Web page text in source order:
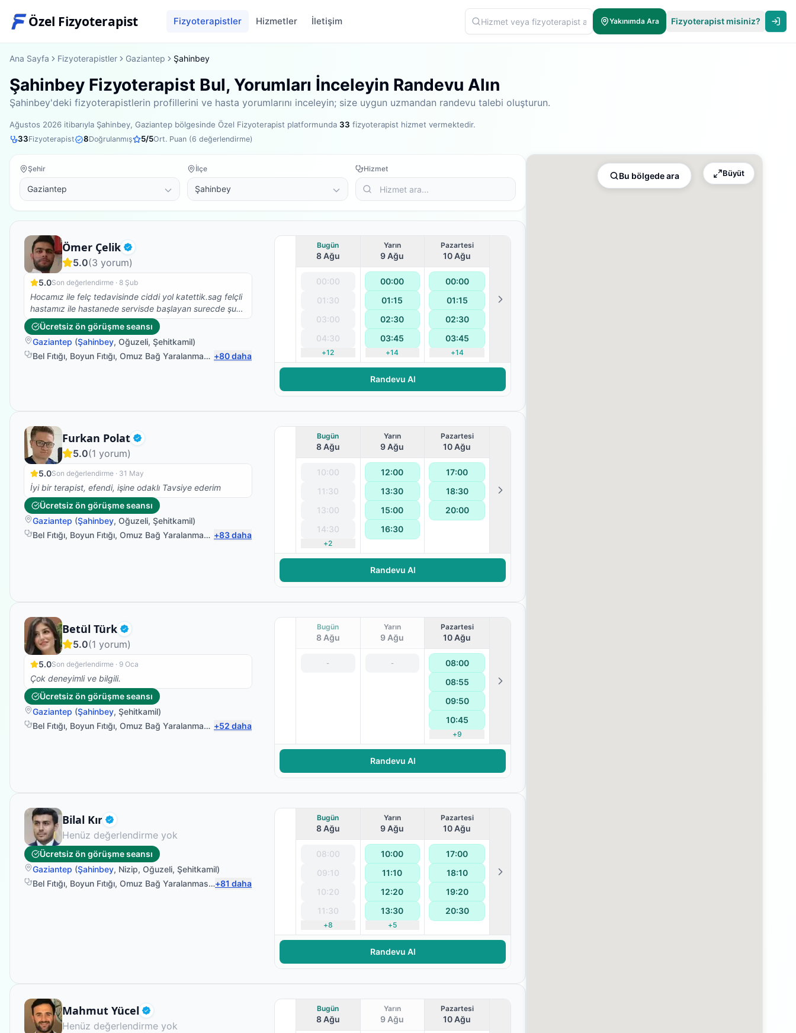
Özel Fizyoterapist Fizyoterapistler Hizmetler İletişim Yakınımda Ara Fizyoterapist misiniz?
Ana Sayfa Fizyoterapistler Gaziantep Şahinbey
Şahinbey Fizyoterapist Bul, Yorumları İnceleyin Randevu Alın
Şahinbey'deki fizyoterapistlerin profillerini ve hasta yorumlarını inceleyin; size uygun uzmandan randevu talebi oluşturun.
Ağustos 2026 itibarıyla Şahinbey, Gaziantep bölgesinde Özel Fizyoterapist platformunda 33 fizyoterapist hizmet vermektedir.
33Fizyoterapist 8Doğrulanmış 5/5Ort. Puan (6 değerlendirme)
Şehir İlçe Hizmet
Ömer Çelik Doğrulanmış
Uzman Fizyoterapist
5.0(3 yorum)
5.0Son değerlendirme · 8 Şub
Hocamız ile felç tedavisinde ciddi yol katettik.sag felçli
hastamız ile hastanede servisde başlayan surecde şuan
ayakda duruyoruz süreç uzun ve sancılı hocamız
gereken plan programı bize özel yapıyor teşekkür
ederiz
Ücretsiz ön görüşme seansı
Gaziantep (Şahinbey, Oğuzeli, Şehitkamil)
Bel Fıtığı, Boyun Fıtığı, Omuz Bağ Yaralanması ,Sırt Ağrısı
+80daha
Bugün
8 Ağu
00:00
01:30
03:00
04:30
+12
Yarın
9 Ağu
00:00
01:15
02:30
03:45
+14
Pazartesi
10 Ağu
00:00
01:15
02:30
03:45
+14
Randevu Al
Furkan Polat Doğrulanmış
Fizyoterapist
5.0(1 yorum)
5.0Son değerlendirme · 31 May
İyi bir terapist, efendi, işine odaklı Tavsiye ederim
Ücretsiz ön görüşme seansı
Gaziantep (Şahinbey, Oğuzeli, Şehitkamil)
Bel Fıtığı, Boyun Fıtığı, Omuz Bağ Yaralanması ,Protez Fizyoterapisi
+83daha
Bugün
8 Ağu
10:00
11:30
13:00
14:30
+2
Yarın
9 Ağu
12:00
13:30
15:00
16:30
Pazartesi
10 Ağu
17:00
18:30
20:00
Randevu Al
Betül Türk Doğrulanmış
Fizyoterapist
5.0(1 yorum)
5.0Son değerlendirme · 9 Oca
Çok deneyimli ve bilgili.
Ücretsiz ön görüşme seansı
Gaziantep (Şahinbey, Şehitkamil)
Bel Fıtığı, Boyun Fıtığı, Omuz Bağ Yaralanması ,Sırt Ağrısı
+52 daha
Bugün
8 Ağu
-
Yarın
9 Ağu
-
Pazartesi
10 Ağu
08:00
08:55
09:50
10:45
+9
Randevu Al
Bilal Kır Doğrulanmış
Fizyoterapist
Henüz değerlendirme yok
Ücretsiz ön görüşme seansı
Gaziantep (Şahinbey, Nizip, Oğuzeli, Şehitkamil)
Bel Fıtığı, Boyun Fıtığı, Omuz Bağ Yaralanması ,Protez Fizyoterapisi
+81 daha
Bugün
8 Ağu
08:00
09:10
10:20
11:30
+8
Yarın
9 Ağu
10:00
11:10
12:20
13:30
+5
Pazartesi
10 Ağu
17:00
18:10
19:20
20:30
Randevu Al
Mahmut Yücel Doğrulanmış
Fizyoterapist
Henüz değerlendirme yok
Bugün
8 Ağu
Yarın
9 Ağu
Pazartesi
10 Ağu
Bu bölgede ara Büyüt